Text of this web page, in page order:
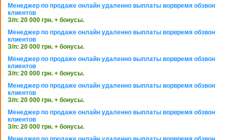
Менеджер по продаже онлайн удаленно выплаты ворвремя обзвон
клиентов
З/п: 20 000 грн. + бонусы.
Менеджер по продаже онлайн удаленно выплаты ворвремя обзвон
клиентов
З/п: 20 000 грн. + бонусы.
Менеджер по продаже онлайн удаленно выплаты ворвремя обзвон
клиентов
З/п: 20 000 грн. + бонусы.
Менеджер по продаже онлайн удаленно выплаты ворвремя обзвон
клиентов
З/п: 20 000 грн. + бонусы.
Менеджер по продаже онлайн удаленно выплаты ворвремя обзвон
клиентов
З/п: 20 000 грн. + бонусы.